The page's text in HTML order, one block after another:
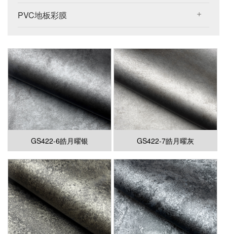
PVC地板彩膜
GS422-6皓月曜银 GS422-7皓月曜灰